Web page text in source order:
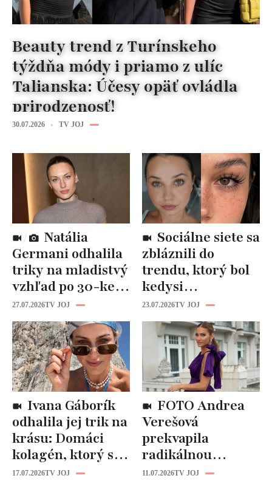
Beauty trend z Turínskeho
týždňa módy i priamo z ulíc
Talianska: Účesy opäť ovládla
prirodzenosť!
30.07.2026 TV JOJ
Germani odhalila
triky na mladistvý
vzhľad po 30-ke:
Fungujú lepšie
než drahá
kozmetika
27.07.2026TV JOJ
zbláznili do
trendu, ktorý bol
kedysi
katastrofou:
„Mušie nohy“ sú
späť!
23.07.2026TV JOJ
odhalila jej trik na
krásu: Domáci
kolagén, ktorý si
zvládnete
17.07.2026TV JOJ
Verešová
prekvapila
radikálnou
zmenou účesu: Je
11.07.2026TV JOJ